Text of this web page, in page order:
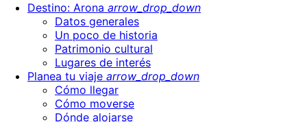
Destino: Arona arrow_drop_down
Datos generales
Un poco de historia
Patrimonio cultural
Lugares de interés
Planea tu viaje arrow_drop_down
Cómo llegar
Cómo moverse
Dónde alojarse